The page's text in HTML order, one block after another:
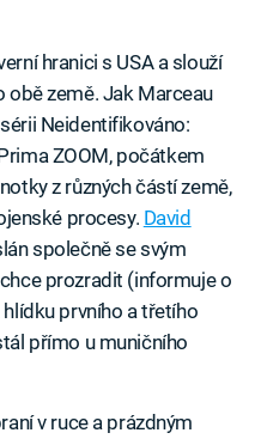
hranici s USA a slouží
země. Jak Marceau
Neidentifikováno:
ZOOM, počátkem
z různých částí země,
procesy. David
společně se svým
prozradit (informuje o
prvního a třetího
přímo u muničního
v ruce a prázdným